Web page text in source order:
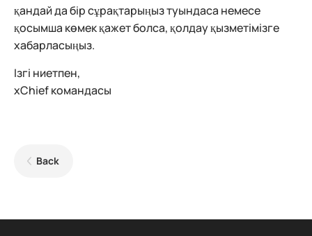
қандай да бір сұрақтарыңыз туындаса немесе
қосымша көмек қажет болса, қолдау қызметімізге
хабарласыңыз.
Ізгі ниетпен,
xChief командасы
Back